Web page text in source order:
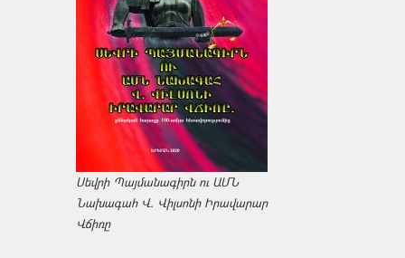
Սեվրի Պայմանագիրն ու ԱՄՆ
Նախագահ Վ. Վիլսոնի Իրավարար
Վճիռը